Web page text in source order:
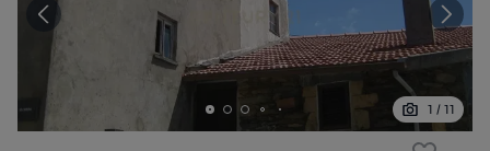
1 / 11